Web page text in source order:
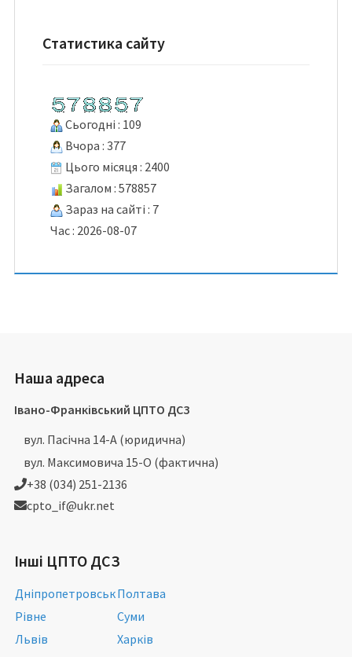
Статистика сайту
Сьогодні : 109
Вчора : 377
Цього місяця : 2400
Загалом : 578857
Зараз на сайті : 7
Час : 2026-08-07
Наша адреса
Івано-Франківський ЦПТО ДСЗ
вул. Пасічна 14-А (юридична)
вул. Максимовича 15-О (фактична)
+38 (034) 251-2136
cpto_if@ukr.net
Інші ЦПТО ДСЗ
ДніпропетровськПолтава
Рівне
Суми
Львів
Харків